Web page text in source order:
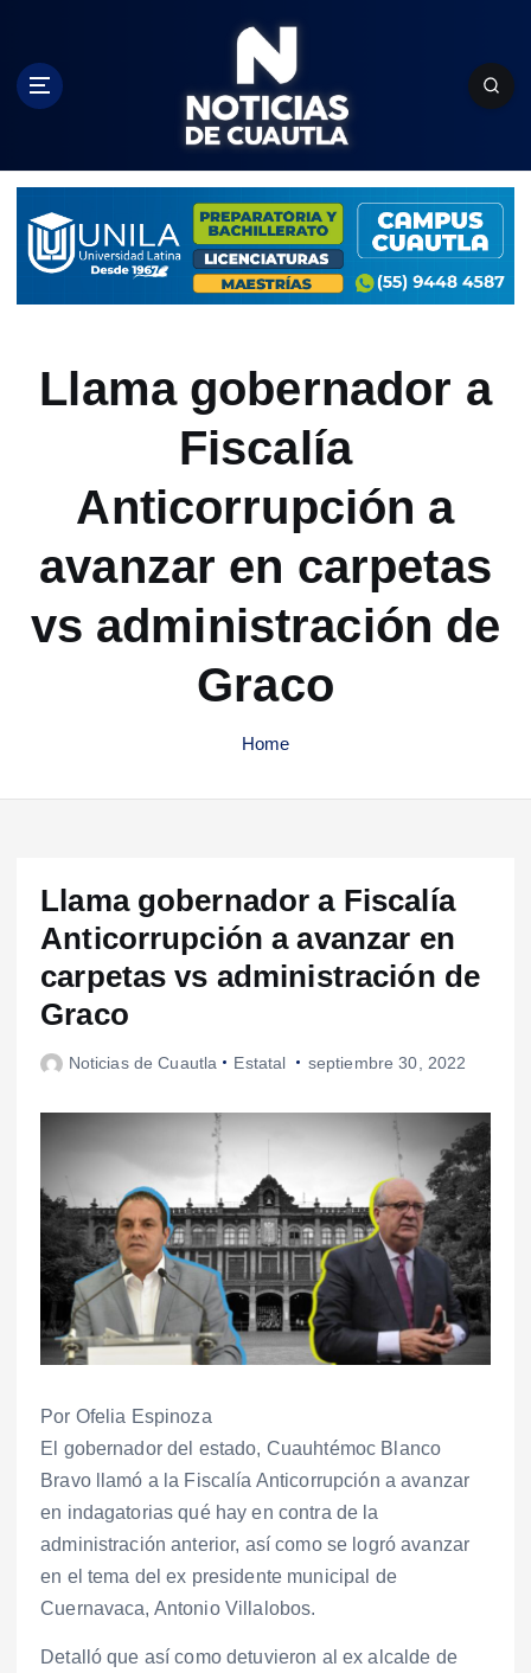
c
Llama gobernador a
Fiscalía
Anticorrupción a
avanzar en carpetas
vs administración de
Graco
Home
Llama gobernador a Fiscalía
Anticorrupción a avanzar en
carpetas vs administración de
Graco
Noticias de Cuautla Estatal septiembre 30, 2022
Por Ofelia Espinoza
El gobernador del estado, Cuauhtémoc Blanco
Bravo llamó a la Fiscalía Anticorrupción a avanzar
en indagatorias qué hay en contra de la
administración anterior, así como se logró avanzar
en el tema del ex presidente municipal de
Cuernavaca, Antonio Villalobos.
Detalló que así como detuvieron al ex alcalde de